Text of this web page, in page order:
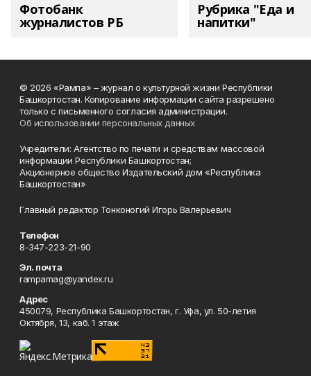
Фотобанк
журналистов РБ
Рубрика "Еда и
напитки"
© 2026 «Рампа» – журнал о культурной жизни Республики
Башкортостан. Копирование информации сайта разрешено
только с письменного согласия администрации.
Об использовании персональных данных
Учредители: Агентство по печати и средствам массовой
информации Республики Башкортостан;
Акционерное общество Издательский дом «Республика
Башкортостан»
Главный редактор Тонконогий Игорь Валерьевич
Телефон
8-347-223-21-90
Эл. почта
rampamag@yandex.ru
Адрес
450079, Республика Башкортостан, г. Уфа, ул. 50-летия
Октября, 13, каб. 1 этаж